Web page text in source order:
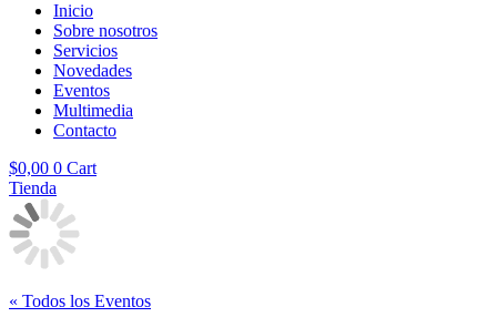
Inicio
Sobre nosotros
Servicios
Novedades
Eventos
Multimedia
Contacto
$0,00 0 Cart
Tienda
« Todos los Eventos